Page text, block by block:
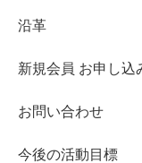
沿革
新規会員 お申し込
お問い合わせ
今後の活動目標